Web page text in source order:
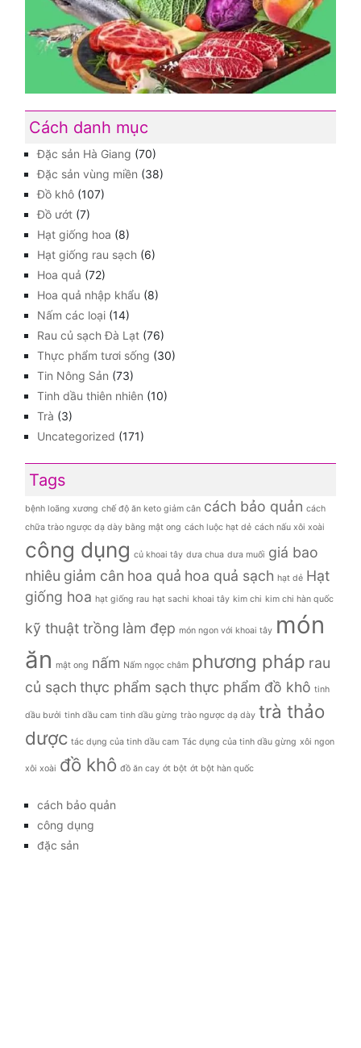
Cách danh mục
Đặc sản Hà Giang (70)
Đặc sản vùng miền (38)
Đồ khô (107)
Đồ ướt (7)
Hạt giống hoa (8)
Hạt giống rau sạch (6)
Hoa quả (72)
Hoa quả nhập khẩu (8)
Nấm các loại (14)
Rau củ sạch Đà Lạt (76)
Thực phẩm tươi sống (30)
Tin Nông Sản (73)
Tinh dầu thiên nhiên (10)
Trà (3)
Uncategorized (171)
Tags
bệnh loãng xương chế độ ăn keto giảm cân cách bảo quản cách
chữa trào ngược dạ dày bằng mật ong cách luộc hạt dẻ cách nấu xôi xoài
công dụng củ khoai tây dưa chua dưa muối giá bao
nhiêu giảm cân hoa quả hoa quả sạch hạt dẻ Hạt
giống hoa hạt giống rau hạt sachi khoai tây kim chi kim chi hàn quốc
kỹ thuật trồng làm đẹp món ngon với khoai tây món
ăn mật ong nấm Nấm ngọc châm phương pháp rau
củ sạch thực phẩm sạch thực phẩm đồ khô tinh
dầu bưởi tinh dầu cam tinh dầu gừng trào ngược dạ dày trà thảo
dược tác dụng của tinh dầu cam Tác dụng của tinh dầu gừng xôi ngon
xôi xoài đồ khô đồ ăn cay ớt bột ớt bột hàn quốc
cách bảo quản
công dụng
đặc sản